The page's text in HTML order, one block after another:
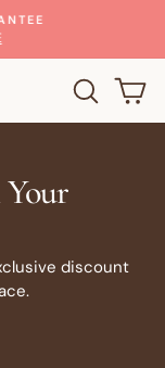
Your
discount